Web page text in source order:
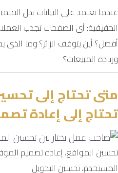
عندما تعتمد على البيانات بدل
الحقيقية: أي الصفحات تجذب
أفضل؟ أين يتوقف الزائر؟ وما الذي
وزيادة المبيعات؟
متى تحتاج إلى
تحتاج إلى إعادة
تحسين المواقع، إعادة تصميم
المستخدم، تحسين التحويل